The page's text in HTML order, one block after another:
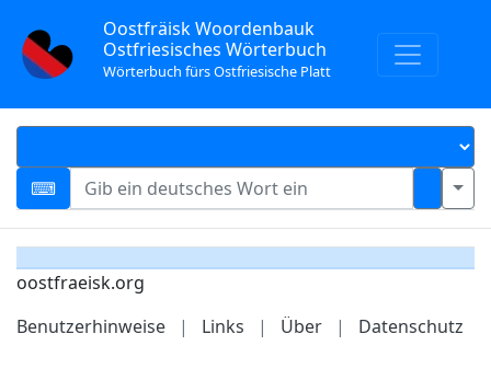
Oostfräisk Woordenbauk
Ostfriesisches Wörterbuch
Wörterbuch fürs Ostfriesische Platt
oostfraeisk.org
Benutzerhinweise
| Links | Über | Datenschutz